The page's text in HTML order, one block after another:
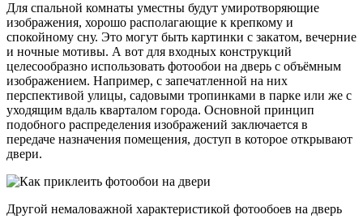
Для спальной комнаты уместны будут умиротворяющие
изображения, хорошо располагающие к крепкому и
спокойному сну. Это могут быть картинки с закатом, вечерние
и ночные мотивы. А вот для входных конструкций
целесообразно использовать фотообои на дверь с объёмным
изображением. Например, c запечатленной на них
перспективой улицы, садовыми тропинками в парке или же с
уходящим вдаль кварталом города. Основной принцип
подобного распределения изображений заключается в
передаче назначения помещения, доступ в которое открывают
двери.
Другой немаловажной характеристикой фотообоев на дверь